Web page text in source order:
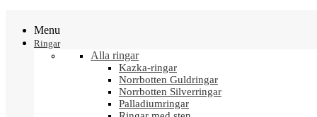
Menu
Ringar
Alla ringar
Kazka-ringar
Norrbotten Guldringar
Norrbotten Silverringar
Palladiumringar